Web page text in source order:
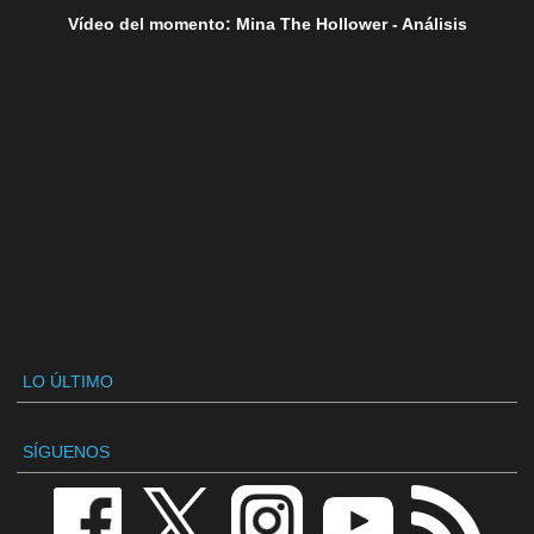
Vídeo del momento: Mina The Hollower - Análisis
LO ÚLTIMO
SÍGUENOS